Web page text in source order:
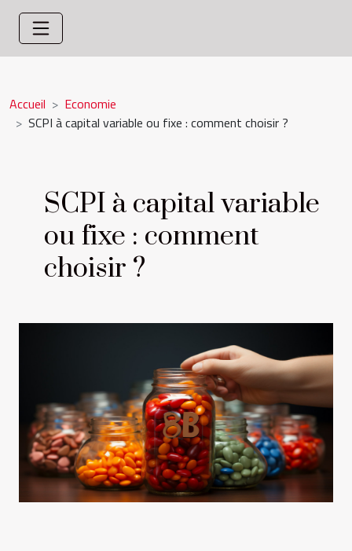
Accueil
Economie
SCPI à capital variable ou fixe : comment choisir ?
SCPI à capital variable
ou fixe : comment
choisir ?